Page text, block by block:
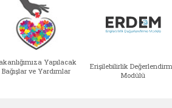
Yapılacak
Bağışlar ve Yardımlar
Erişilebilirlik
Modülü